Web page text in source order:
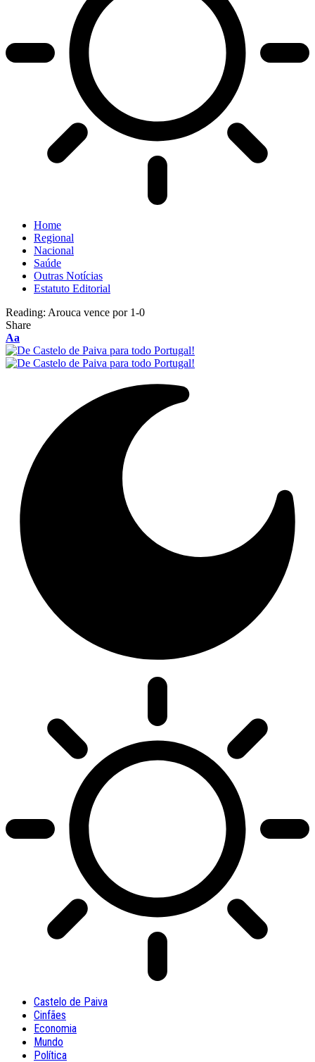
Home
Regional
Nacional
Saúde
Outras Notícias
Estatuto Editorial
Reading: Arouca vence por 1-0
Share
Font
Resizer
Aa
Castelo de Paiva
Cinfães
Economia
Mundo
Política